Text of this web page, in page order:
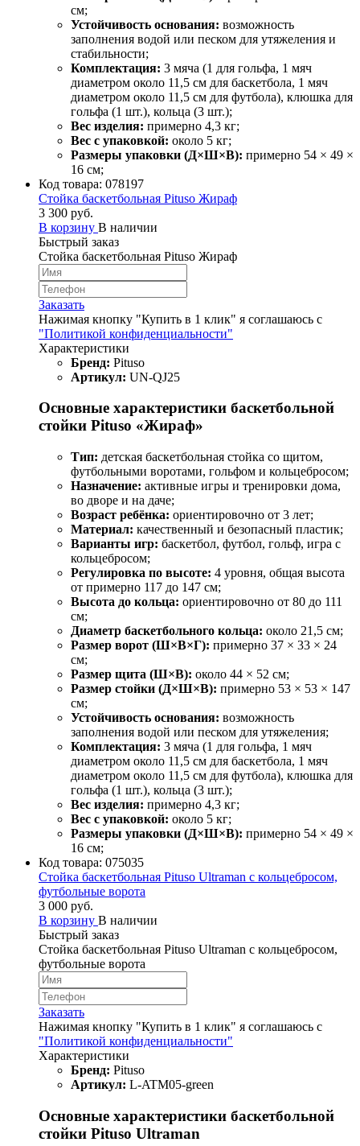
см;
Устойчивость основания: возможность
заполнения водой или песком для утяжеления и
стабильности;
Комплектация: 3 мяча (1 для гольфа, 1 мяч
диаметром около 11,5 см для баскетбола, 1 мяч
диаметром около 11,5 см для футбола), клюшка для
гольфа (1 шт.), кольца (3 шт.);
Вес изделия: примерно 4,3 кг;
Вес с упаковкой: около 5 кг;
Размеры упаковки (Д×Ш×В): примерно 54 × 49 ×
16 см;
Код товара: 078197
Стойка баскетбольная Pituso Жираф
3 300 руб.
В корзину В наличии
Быстрый заказ
Стойка баскетбольная Pituso Жираф
Заказать
Нажимая кнопку "Купить в 1 клик" я соглашаюсь с
"Политикой конфиденциальности"
Характеристики
Бренд: Pituso
Артикул: UN-QJ25
Основные характеристики баскетбольной
стойки Pituso «Жираф»
Тип: детская баскетбольная стойка со щитом,
футбольными воротами, гольфом и кольцебросом;
Назначение: активные игры и тренировки дома,
во дворе и на даче;
Возраст ребёнка: ориентировочно от 3 лет;
Материал: качественный и безопасный пластик;
Варианты игр: баскетбол, футбол, гольф, игра с
кольцебросом;
Регулировка по высоте: 4 уровня, общая высота
от примерно 117 до 147 см;
Высота до кольца: ориентировочно от 80 до 111
см;
Диаметр баскетбольного кольца: около 21,5 см;
Размер ворот (Ш×В×Г): примерно 37 × 33 × 24
см;
Размер щита (Ш×В): около 44 × 52 см;
Размер стойки (Д×Ш×В): примерно 53 × 53 × 147
см;
Устойчивость основания: возможность
заполнения водой или песком для утяжеления;
Комплектация: 3 мяча (1 для гольфа, 1 мяч
диаметром около 11,5 см для баскетбола, 1 мяч
диаметром около 11,5 см для футбола), клюшка для
гольфа (1 шт.), кольца (3 шт.);
Вес изделия: примерно 4,3 кг;
Вес с упаковкой: около 5 кг;
Размеры упаковки (Д×Ш×В): примерно 54 × 49 ×
16 см;
Код товара: 075035
Стойка баскетбольная Pituso Ultraman с кольцебросом,
футбольные ворота
3 000 руб.
В корзину В наличии
Быстрый заказ
Стойка баскетбольная Pituso Ultraman с кольцебросом,
футбольные ворота
Заказать
Нажимая кнопку "Купить в 1 клик" я соглашаюсь с
"Политикой конфиденциальности"
Характеристики
Бренд: Pituso
Артикул: L-ATM05-green
Основные характеристики баскетбольной
стойки Pituso Ultraman